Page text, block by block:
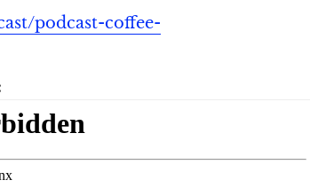
podcast-coffee-